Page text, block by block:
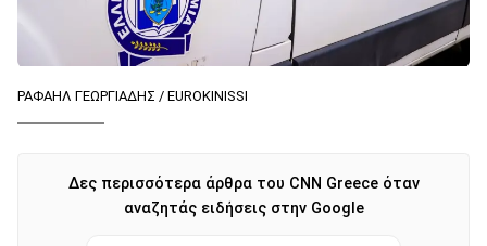
ΡΑΦΑΗΛ ΓΕΩΡΓΙΑΔΗΣ / EUROKINISSI
Δες περισσότερα άρθρα του CNN Greece όταν
αναζητάς ειδήσεις στην Google